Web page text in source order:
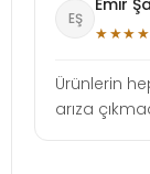
EŞ
Ürünlerin
arıza